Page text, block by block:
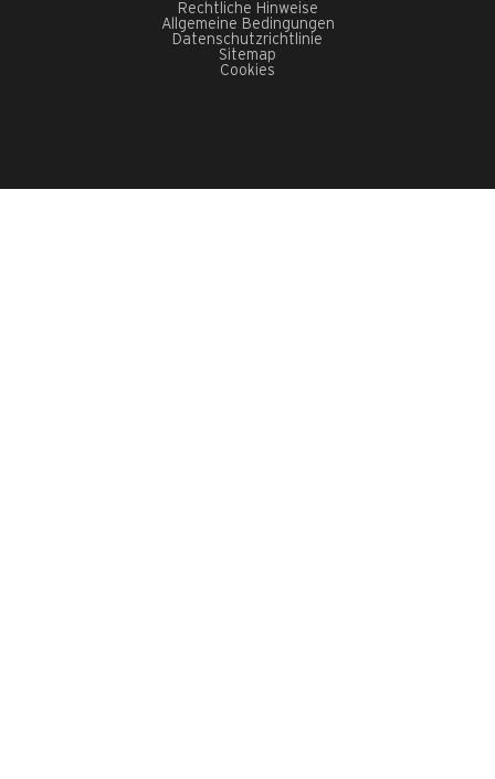
Rechtliche Hinweise
Allgemeine Bedingungen
Datenschutzrichtlinie
Sitemap
Cookies